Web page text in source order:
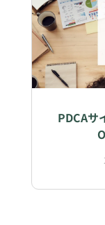
PDCAサ